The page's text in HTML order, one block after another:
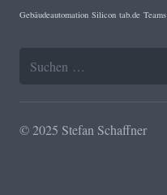
Gebäudeautomation Silicon tab.de Teams
Suchen
© 2025 Stefan Schaffner